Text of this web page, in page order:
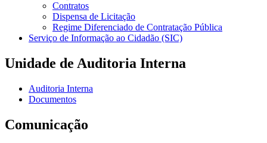
Contratos
Dispensa de Licitação
Regime Diferenciado de Contratação Pública
Serviço de Informação ao Cidadão (SIC)
Unidade de Auditoria Interna
Auditoria Interna
Documentos
Comunicação